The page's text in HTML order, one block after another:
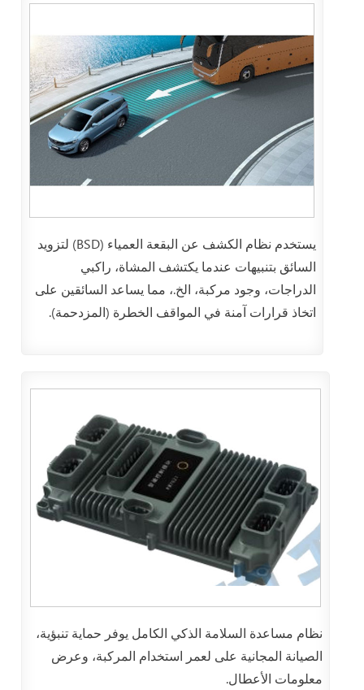
يستخدم نظام الكشف عن البقعة العمياء (BSD) لتزويد
السائق بتنبيهات عندما يكتشف المشاة، راكبي
الدراجات، وجود مركبة، الخ.، مما يساعد السائقين على
اتخاذ قرارات آمنة في المواقف الخطرة (المزدحمة).
نظام مساعدة السلامة الذكي الكامل يوفر حماية تنبؤية،
الصيانة المجانية على لعمر استخدام المركبة، وعرض
معلومات الأعطال.